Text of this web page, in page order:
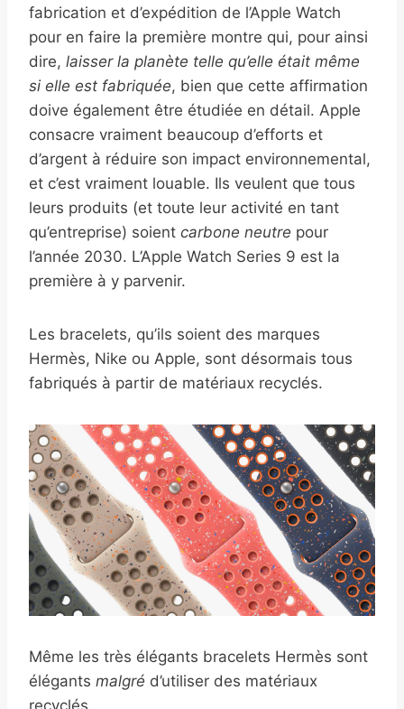
fabrication et d’expédition de l’Apple Watch
pour en faire la première montre qui, pour ainsi
dire, laisser la planète telle qu’elle était même
si elle est fabriquée, bien que cette affirmation
doive également être étudiée en détail. Apple
consacre vraiment beaucoup d’efforts et
d’argent à réduire son impact environnemental,
et c’est vraiment louable. Ils veulent que tous
leurs produits (et toute leur activité en tant
qu’entreprise) soient carbone neutre pour
l’année 2030. L’Apple Watch Series 9 est la
première à y parvenir.
Les bracelets, qu’ils soient des marques
Hermès, Nike ou Apple, sont désormais tous
fabriqués à partir de matériaux recyclés.
Même les très élégants bracelets Hermès sont
élégants malgré d’utiliser des matériaux